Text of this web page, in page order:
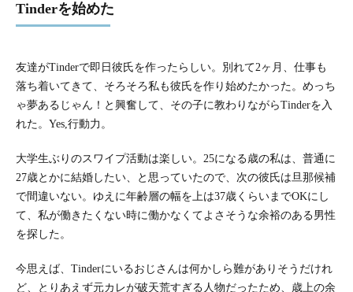
Tinderを始めた
友達がTinderで即日彼氏を作ったらしい。別れて2ヶ月、仕事も
落ち着いてきて、そろそろ私も彼氏を作り始めたかった。めっち
ゃ夢あるじゃん！と興奮して、その子に教わりながらTinderを入
れた。Yes,行動力。
大学生ぶりのスワイプ活動は楽しい。25になる歳の私は、普通に
27歳とかに結婚したい、と思っていたので、次の彼氏は旦那候補
で間違いない。ゆえに年齢層の幅を上は37歳くらいまでOKにし
て、私が働きたくない時に働かなくてよさそうな余裕のある男性
を探した。
今思えば、Tinderにいるおじさんは何かしら難がありそうだけれ
ど、とりあえず元カレが破天荒すぎる人物だったため、歳上の余